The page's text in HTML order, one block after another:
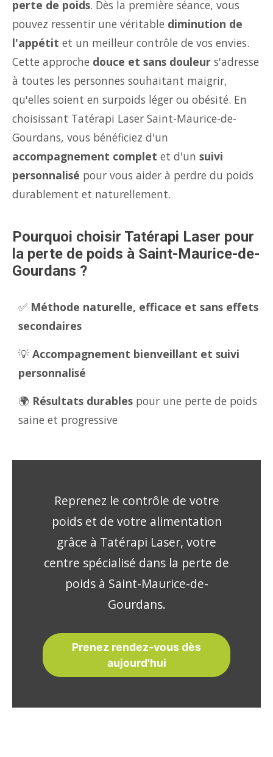
perte de poids. Dès la première séance, vous
pouvez ressentir une véritable diminution de
l'appétit et un meilleur contrôle de vos envies.
Cette approche douce et sans douleur s'adresse
à toutes les personnes souhaitant maigrir,
qu'elles soient en surpoids léger ou obésité. En
choisissant Tatérapi Laser Saint-Maurice-de-
Gourdans, vous bénéficiez d'un
accompagnement complet et d'un suivi
personnalisé pour vous aider à perdre du poids
durablement et naturellement.
Pourquoi choisir Tatérapi Laser pour
la perte de poids à Saint-Maurice-de-
Gourdans ?
✅ Méthode naturelle, efficace et sans effets
secondaires
💡 Accompagnement bienveillant et suivi
personnalisé
🌍 Résultats durables pour une perte de poids
saine et progressive
Reprenez le contrôle de votre
poids et de votre alimentation
grâce à Tatérapi Laser, votre
centre spécialisé dans la perte de
poids à Saint-Maurice-de-
Gourdans.
Prenez rendez-vous dès
aujourd'hui